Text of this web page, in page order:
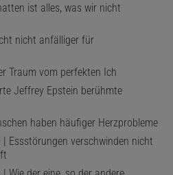
ist alles, was wir nicht
nicht anfälliger für
Traum vom perfekten Ich
Jeffrey Epstein berühmte
haben häufiger Herzprobleme
| Essstörungen verschwinden nicht